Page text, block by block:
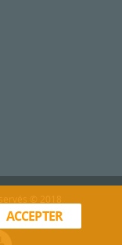
ACCEPTER